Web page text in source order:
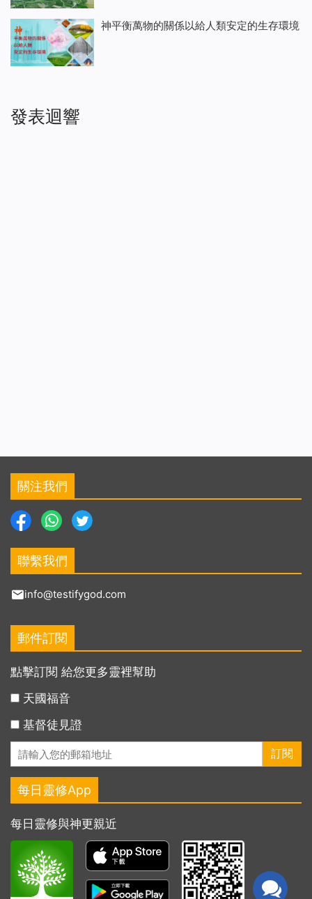
神平衡萬物的關係以給人類安定的生存環境
發表迴響
關注我們
聯繫我們
info@testifygod.com
郵件訂閱
點擊訂閱 給您更多靈裡幫助
天國福音
基督徒見證
每日靈修App
每日靈修與神更親近